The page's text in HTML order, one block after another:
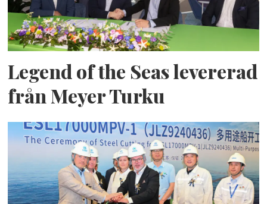
Legend of the Seas levererad
från Meyer Turku